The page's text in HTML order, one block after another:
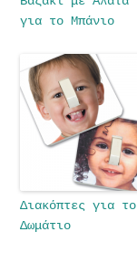
για το Μπάνιο
Διακόπτες για το
Δωμάτιο